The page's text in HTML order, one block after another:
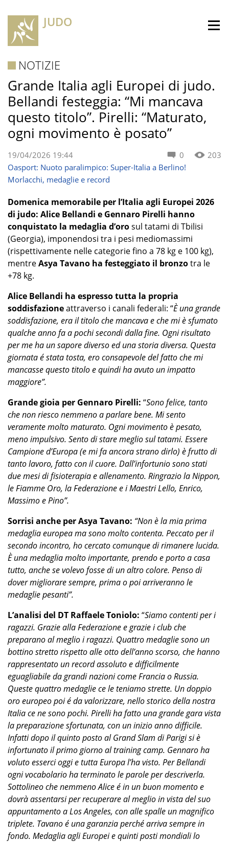
JUDO
NOTIZIE
Grande Italia agli Europei di judo.
Bellandi festeggia: “Mi mancava
questo titolo”. Pirelli: “Maturato,
ogni movimento è posato”
0 203
19/04/2026 19:44
Oasport: Nuoto paralimpico: Super-Italia a Berlino!
Morlacchi, medaglie e record
Domenica memorabile per l’Italia agli Europei 2026
di judo: Alice Bellandi e Gennaro Pirelli hanno
conquistato la medaglia d’orosul tatami di Tbilisi
(Georgia), imponendosi tra i pesi mediomassimi
(rispettivamente nelle categorie fino a 78 kg e 100 kg),
mentreAsya Tavano ha festeggiato il bronzotra le
+78 kg.
Alice Bellandi ha espresso tutta la propria
soddisfazioneattraverso i canali federali: “È una grande
soddisfazione, era il titolo che mancava e che mi è sfumato
qualche anno fa a pochi secondi dalla fine. Ogni risultato
per me ha un sapore diverso ed una storia diversa. Questa
giornata é stata tosta, ero consapevole del fatto che mi
mancasse questo titolo e quindi ha avuto un impatto
maggiore”.
Grande gioia per Gennaro Pirelli: “Sono felice, tanto
che non riesco nemmeno a parlare bene. Mi sento
veramente molto maturato. Ogni movimento è pesato,
meno impulsivo. Sento di stare meglio sul tatami. Essere
Campione d’Europa (e mi fa ancora strano dirlo) è frutto di
tanto lavoro, fatto con il cuore. Dall’infortunio sono stati
due mesi di fisioterapia e allenamento. Ringrazio la Nippon,
le Fiamme Oro, la Federazione e i Maestri Lello, Enrico,
Massimo e Pino”.
Sorrisi anche per Asya Tavano: “Non è la mia prima
medaglia europea ma sono molto contenta. Peccato per il
secondo incontro, ho cercato comunque di rimanere lucida.
È una medaglia molto importante, prendo e porto a casa
tutto, anche se volevo fosse di un altro colore. Penso di
dover migliorare sempre, prima o poi arriveranno le
medaglie pesanti”.
L’analisi del DT Raffaele Toniolo: “Siamo contenti per i
ragazzi. Grazie alla Federazione e grazie i club che
preparano al meglio i ragazzi. Quattro medaglie sono un
bottino stretto rispetto alle otto dell’anno scorso, che hanno
rappresentato un record assoluto e difficilmente
eguagliabile da grandi nazioni come Francia o Russia.
Queste quattro medaglie ce le teniamo strette. Un doppio
oro europeo poi é da valorizzare, nello storico della nostra
Italia ce ne sono pochi. Pirelli ha fatto una grande gara vista
la preparazione sfortunata, con un inizio anno difficile.
Infatti dopo il quinto posto al Grand Slam di Parigi si è
infortunato il primo giorno al training camp. Gennaro ha
voluto esserci oggi e tutta Europa l’ha visto. Per Bellandi
ogni vocabolario ha terminato le parole per descriverla.
Sottolineo che nemmeno Alice é in un buon momento e
dovrà assentarsi per recuperare al meglio in vista del suo
appuntamento a Los Angeles, con alle spalle un magnifico
triplete. Tavano é una garanzia perché arriva sempre in
fondo. Medaglia agli Europei e quinti posti mondiali lo